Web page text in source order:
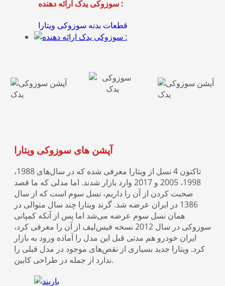
قطعات
قطعات
سوزوکی یدک ارائه دهنده :
قطعات
سوزوکی یدک ارائه دهنده :
آپشن های سوزوکی ویتارا
تاکنون 4 نسل از ویتارا معرفی شده که در سال‌های 1988،
1998، 2005 و 2017 وارد بازار شدند. اما مدلی که ما قصد
صحبت کردن از آن را داریم، نسل سوم است که از سال
1386 در ایران عرضه شد. گرند ویتارا چند سال متوالی در
همان نسل سوم عرضه می‌شد اما پس از آنکه کمپانی
سوزوکی در سال 2012 نسخه فیس‌لیف از آن را معرفی کرد،
ایران خودرو هم مدتی قبل این مدل را آماده ورود به بازار
کرد. ویتارا جدید بسیاری از نقص‌های موجود در مدل قبلی را
ندارد از جمله در طراحی کابین.